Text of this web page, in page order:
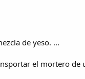
de yeso. ...
el mortero de